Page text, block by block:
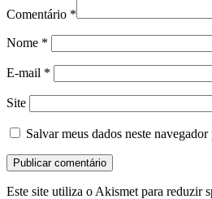
Comentário *
Nome *
E-mail *
Site
Salvar meus dados neste
Este site utiliza o Akismet para reduzir